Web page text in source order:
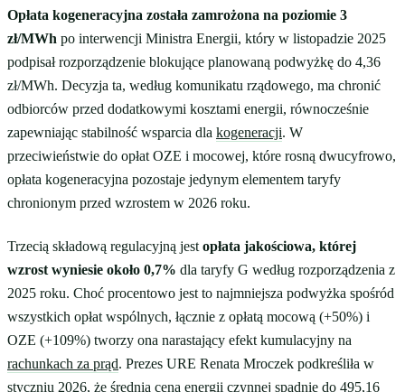
Opłata kogeneracyjna została zamrożona na poziomie 3
zł/MWh po interwencji Ministra Energii, który w listopadzie 2025
podpisał rozporządzenie blokujące planowaną podwyżkę do 4,36
zł/MWh. Decyzja ta, według komunikatu rządowego, ma chronić
odbiorców przed dodatkowymi kosztami energii, równocześnie
zapewniając stabilność wsparcia dla kogeneracji. W
przeciwieństwie do opłat OZE i mocowej, które rosną dwucyfrowo,
opłata kogeneracyjna pozostaje jedynym elementem taryfy
chronionym przed wzrostem w 2026 roku.
Trzecią składową regulacyjną jest opłata jakościowa, której
wzrost wyniesie około 0,7% dla taryfy G według rozporządzenia z
2025 roku. Choć procentowo jest to najmniejsza podwyżka spośród
wszystkich opłat wspólnych, łącznie z opłatą mocową (+50%) i
OZE (+109%) tworzy ona narastający efekt kumulacyjny na
rachunkach za prąd. Prezes URE Renata Mroczek podkreśliła w
styczniu 2026, że średnia cena energii czynnej spadnie do 495,16